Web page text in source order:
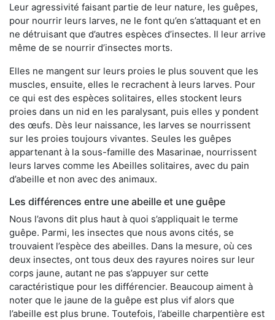
Leur agressivité faisant partie de leur nature, les guêpes,
pour nourrir leurs larves, ne le font qu’en s’attaquant et en
ne détruisant que d’autres espèces d’insectes. Il leur arrive
même de se nourrir d’insectes morts.
Elles ne mangent sur leurs proies le plus souvent que les
muscles, ensuite, elles le recrachent à leurs larves. Pour
ce qui est des espèces solitaires, elles stockent leurs
proies dans un nid en les paralysant, puis elles y pondent
des œufs. Dès leur naissance, les larves se nourrissent
sur les proies toujours vivantes. Seules les guêpes
appartenant à la sous-famille des Masarinae, nourrissent
leurs larves comme les Abeilles solitaires, avec du pain
d’abeille et non avec des animaux.
Les différences entre une abeille et une guêpe
Nous l’avons dit plus haut à quoi s’appliquait le terme
guêpe. Parmi, les insectes que nous avons cités, se
trouvaient l’espèce des abeilles. Dans la mesure, où ces
deux insectes, ont tous deux des rayures noires sur leur
corps jaune, autant ne pas s’appuyer sur cette
caractéristique pour les différencier. Beaucoup aiment à
noter que le jaune de la guêpe est plus vif alors que
l’abeille est plus brune. Toutefois, l’abeille charpentière est